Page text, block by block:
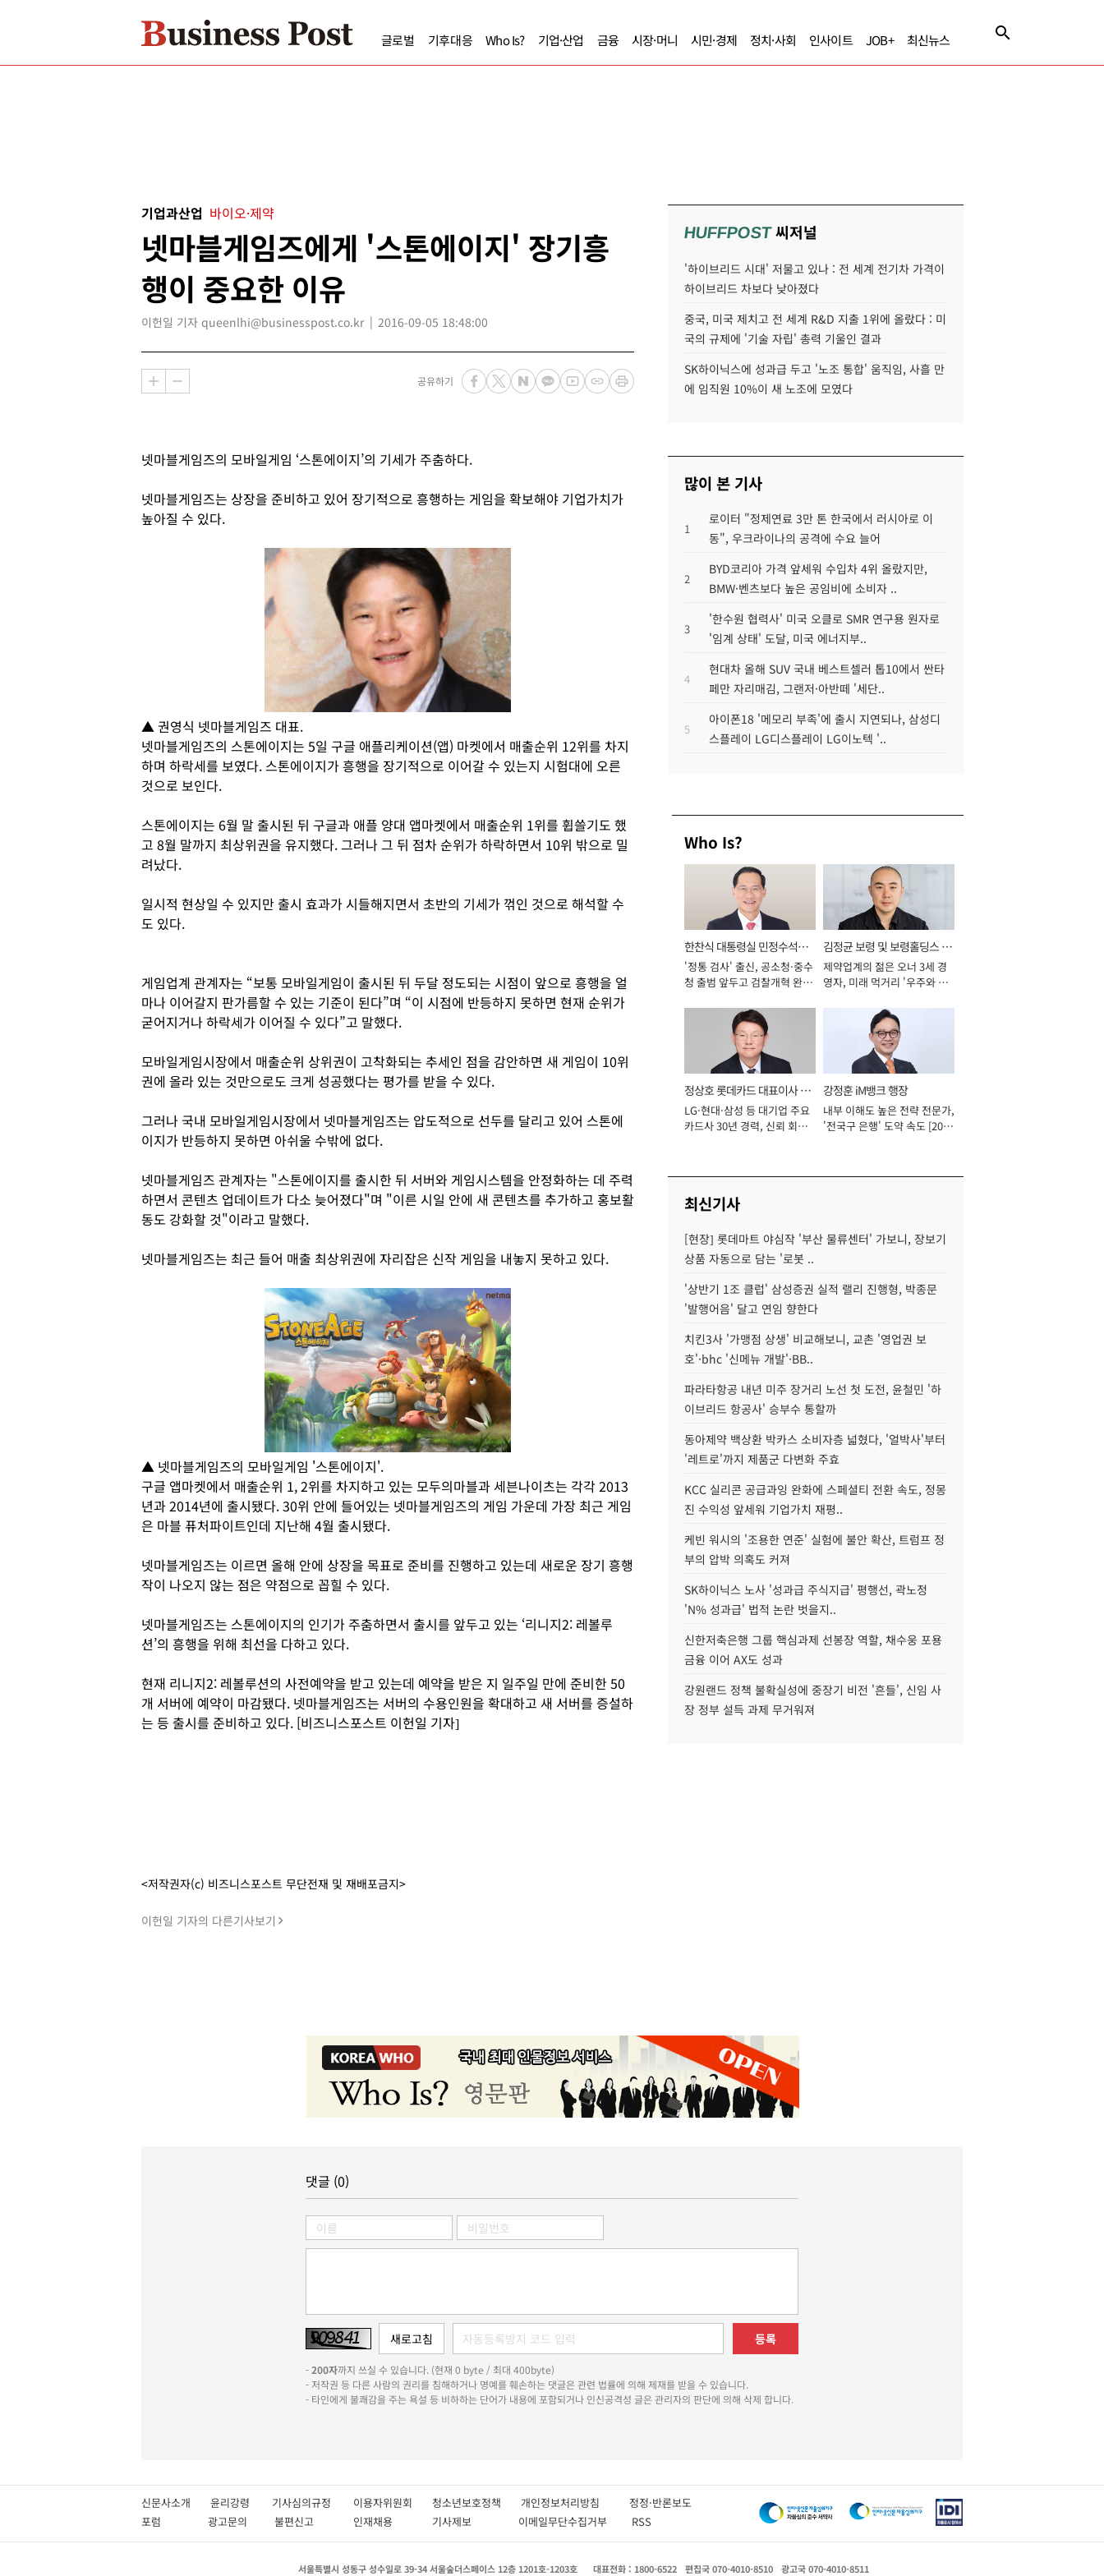
글로벌 기후대응 Who Is? 기업·산업 금융 시장·머니 시민·경제 정치·사회 인사이트 JOB+ 최신뉴스
기업과산업 바이오·제약
넷마블게임즈에게 '스톤에이지' 장기흥
행이 중요한 이유
이헌일 기자 queenlhi@businesspost.co.kr 2016-09-05 18:48:00
공유하기
넷마블게임즈의 모바일게임 ‘스톤에이지’의 기세가 주춤하다.
넷마블게임즈는 상장을 준비하고 있어 장기적으로 흥행하는 게임을 확보해야 기업가치가
높아질 수 있다.
▲ 권영식 넷마블게임즈 대표.
넷마블게임즈의 스톤에이지는 5일 구글 애플리케이션(앱) 마켓에서 매출순위 12위를 차지
하며 하락세를 보였다. 스톤에이지가 흥행을 장기적으로 이어갈 수 있는지 시험대에 오른
것으로 보인다.
스톤에이지는 6월 말 출시된 뒤 구글과 애플 양대 앱마켓에서 매출순위 1위를 휩쓸기도 했
고 8월 말까지 최상위권을 유지했다. 그러나 그 뒤 점차 순위가 하락하면서 10위 밖으로 밀
려났다.
일시적 현상일 수 있지만 출시 효과가 시들해지면서 초반의 기세가 꺾인 것으로 해석할 수
도 있다.
게임업계 관계자는 “보통 모바일게임이 출시된 뒤 두달 정도되는 시점이 앞으로 흥행을 얼
마나 이어갈지 판가름할 수 있는 기준이 된다”며 “이 시점에 반등하지 못하면 현재 순위가
굳어지거나 하락세가 이어질 수 있다”고 말했다.
모바일게임시장에서 매출순위 상위권이 고착화되는 추세인 점을 감안하면 새 게임이 10위
권에 올라 있는 것만으로도 크게 성공했다는 평가를 받을 수 있다.
그러나 국내 모바일게임시장에서 넷마블게임즈는 압도적으로 선두를 달리고 있어 스톤에
이지가 반등하지 못하면 아쉬울 수밖에 없다.
넷마블게임즈 관계자는 "스톤에이지를 출시한 뒤 서버와 게임시스템을 안정화하는 데 주력
하면서 콘텐츠 업데이트가 다소 늦어졌다"며 "이른 시일 안에 새 콘텐츠를 추가하고 홍보활
동도 강화할 것"이라고 말했다.
넷마블게임즈는 최근 들어 매출 최상위권에 자리잡은 신작 게임을 내놓지 못하고 있다.
▲ 넷마블게임즈의 모바일게임 '스톤에이지'.
구글 앱마켓에서 매출순위 1, 2위를 차지하고 있는 모두의마블과 세븐나이츠는 각각 2013
년과 2014년에 출시됐다. 30위 안에 들어있는 넷마블게임즈의 게임 가운데 가장 최근 게임
은 마블 퓨처파이트인데 지난해 4월 출시됐다.
넷마블게임즈는 이르면 올해 안에 상장을 목표로 준비를 진행하고 있는데 새로운 장기 흥행
작이 나오지 않는 점은 약점으로 꼽힐 수 있다.
넷마블게임즈는 스톤에이지의 인기가 주춤하면서 출시를 앞두고 있는 ‘리니지2: 레볼루
션’의 흥행을 위해 최선을 다하고 있다.
현재 리니지2: 레볼루션의 사전예약을 받고 있는데 예약을 받은 지 일주일 만에 준비한 50
개 서버에 예약이 마감됐다. 넷마블게임즈는 서버의 수용인원을 확대하고 새 서버를 증설하
는 등 출시를 준비하고 있다. [비즈니스포스트 이헌일 기자]
<저작권자(c) 비즈니스포스트 무단전재 및 재배포금지>
이헌일 기자의 다른기사보기
HUFFPOST씨저널
'하이브리드 시대' 저물고 있나 : 전 세계 전기차 가격이
하이브리드 차보다 낮아졌다
중국, 미국 제치고 전 세계 R&D 지출 1위에 올랐다 : 미
국의 규제에 '기술 자립' 총력 기울인 결과
SK하이닉스에 성과급 두고 '노조 통합' 움직임, 사흘 만
에 임직원 10%이 새 노조에 모였다
많이 본 기사
1
로이터 "정제연료 3만 톤 한국에서 러시아로 이
동", 우크라이나의 공격에 수요 늘어
2
BYD코리아 가격 앞세워 수입차 4위 올랐지만,
BMW·벤츠보다 높은 공임비에 소비자 ..
3
'한수원 협력사' 미국 오클로 SMR 연구용 원자로
'임계 상태' 도달, 미국 에너지부..
4
현대차 올해 SUV 국내 베스트셀러 톱10에서 싼타
페만 자리매김, 그랜저·아반떼 '세단..
5
아이폰18 '메모리 부족'에 출시 지연되나, 삼성디
스플레이 LG디스플레이 LG이노텍 '..
Who Is?
한찬식 대통령실 민정수석비
서관
'정통 검사' 출신, 공소청·중수
청 출범 앞두고 검찰개혁 완수
김정균 보령 및 보령홀딩스 대
표이사 사장
제약업계의 젊은 오너 3세 경
영자, 미래 먹거리 '우주와 헬
정상호 롯데카드 대표이사 사
장
LG·현대·삼성 등 대기업 주요
카드사 30년 경력, 신뢰 회복
강정훈 iM뱅크 행장
내부 이해도 높은 전략 전문가,
'전국구 은행' 도약 속도 [2026
최신기사
[현장] 롯데마트 야심작 '부산 물류센터' 가보니, 장보기
상품 자동으로 담는 '로봇 ..
'상반기 1조 클럽' 삼성증권 실적 랠리 진행형, 박종문
'발행어음' 달고 연임 향한다
치킨3사 '가맹점 상생' 비교해보니, 교촌 '영업권 보
호'·bhc '신메뉴 개발'·BB..
파라타항공 내년 미주 장거리 노선 첫 도전, 윤철민 '하
이브리드 항공사' 승부수 통할까
동아제약 백상환 박카스 소비자층 넓혔다, '얼박사'부터
'레트로'까지 제품군 다변화 주효
KCC 실리콘 공급과잉 완화에 스페셜티 전환 속도, 정몽
진 수익성 앞세워 기업가치 재평..
케빈 워시의 '조용한 연준' 실험에 불안 확산, 트럼프 정
부의 압박 의혹도 커져
SK하이닉스 노사 '성과급 주식지급' 평행선, 곽노정
'N% 성과급' 법적 논란 벗을지..
신한저축은행 그룹 핵심과제 선봉장 역할, 채수웅 포용
금융 이어 AX도 성과
강원랜드 정책 불확실성에 중장기 비전 '흔들', 신임 사
장 정부 설득 과제 무거워져
댓글 (0)
등록
-200자까지 쓰실 수 있습니다. (현재 0 byte / 최대 400byte)
- 저작권 등 다른 사람의 권리를 침해하거나 명예를 훼손하는 댓글은 관련 법률에 의해 제재를 받을 수 있습니다.
- 타인에게 불쾌감을 주는 욕설 등 비하하는 단어가 내용에 포함되거나 인신공격성 글은 관리자의 판단에 의해 삭제 합니다.
신문사소개 윤리강령 기사심의규정 이용자위원회 청소년보호정책 개인정보처리방침 정정·반론보도
포럼
광고문의 불편신고 인재채용 기사제보 이메일무단수집거부 RSS
서울특별시 성동구 성수일로 39-34 서울숲더스페이스 12층 1201호-1203호 대표전화 : 1800-6522 편집국 070-4010-8510 광고국 070-4010-8511